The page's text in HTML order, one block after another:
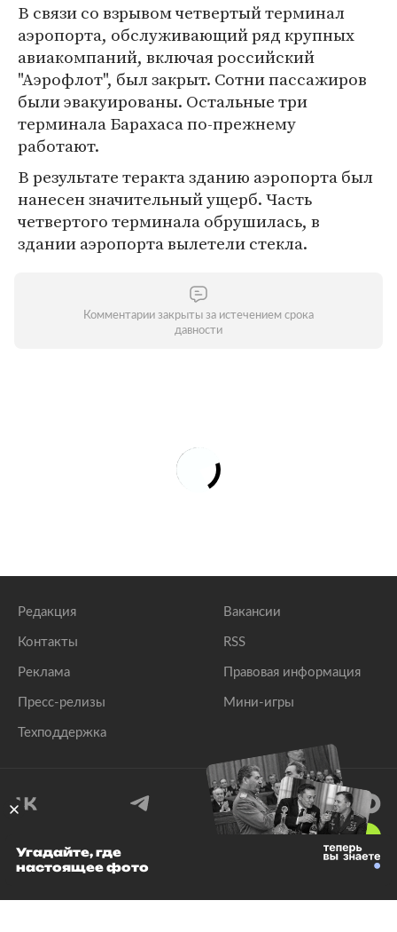
В связи со взрывом четвертый терминал
аэропорта, обслуживающий ряд крупных
авиакомпаний, включая российский
"Аэрофлот", был закрыт. Сотни пассажиров
были эвакуированы. Остальные три
терминала Барахаса по-прежнему
работают.
В результате теракта зданию аэропорта был
нанесен значительный ущерб. Часть
четвертого терминала обрушилась, в
здании аэропорта вылетели стекла.
Комментарии закрыты за истечением срока
давности
Редакция
Контакты
Реклама
Пресс-релизы
Техподдержка
Вакансии
RSS
Правовая информация
Мини-игры
© 1999–2026 Все права защищены.
Угадайте, где
настоящее фото